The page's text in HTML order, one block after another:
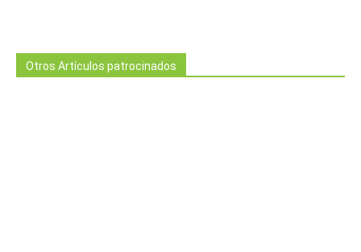
Otros Artículos patrocinados